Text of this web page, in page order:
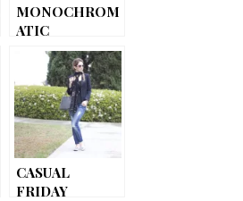
MONOCHROM
ATIC
CASUAL
FRIDAY